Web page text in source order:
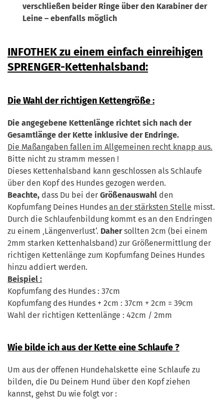
verschließen beider Ringe über den Karabiner der
Leine – ebenfalls möglich
INFOTHEK zu einem einfach einreihigen
SPRENGER-Kettenhalsband:
Die Wahl der richtigen Kettengröße :
Die angegebene Kettenlänge richtet sich nach der
Gesamtlänge der Kette inklusive der Endringe.
Die Maßangaben fallen im Allgemeinen recht knapp aus.
Bitte nicht zu stramm messen !
Dieses Kettenhalsband kann geschlossen als Schlaufe
über den Kopf des Hundes gezogen werden.
Beachte, dass Du bei der Größenauswahl den
Kopfumfang Deines Hundes an der stärksten Stelle misst.
Durch die Schlaufenbildung kommt es an den Endringen
zu einem ‚Längenverlust‘. Dahersollten 2cm (bei einem
2mm starken Kettenhalsband) zur Größenermittlung der
richtigen Kettenlänge zum Kopfumfang Deines Hundes
hinzu addiert werden.
Beispiel :
Kopfumfang des Hundes : 37cm
Kopfumfang des Hundes + 2cm : 37cm + 2cm = 39cm
Wahl der richtigen Kettenlänge : 42cm / 2mm
Wie bilde ich aus der Kette eine Schlaufe ?
Um aus der offenen Hundehalskette eine Schlaufe zu
bilden, die Du Deinem Hund über den Kopf ziehen
kannst, gehst Du wie folgt vor :